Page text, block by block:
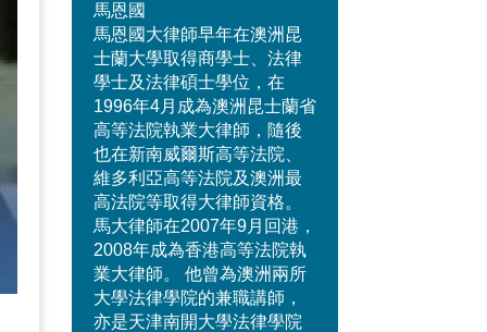
馬恩國
馬恩國大律師早年在澳洲昆
士蘭大學取得商學士、法律
學士及法律碩士學位，在
1996年4月成為澳洲昆士蘭省
高等法院執業大律師，隨後
也在新南威爾斯高等法院、
維多利亞高等法院及澳洲最
高法院等取得大律師資格。
馬大律師在2007年9月回港，
2008年成為香港高等法院執
業大律師。 他曾為澳洲兩所
大學法律學院的兼職講師，
亦是天津南開大學法律學院